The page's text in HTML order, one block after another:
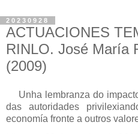
20230928
ACTUACIONES
RINLO. José María
(2009)
Unha lembranza do
das autoridades
economía fronte a outros